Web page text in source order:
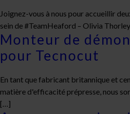
Joignez-vous à nous pour accueillir
sein de #TeamHeaford – Olivia
Monteur de
pour Tecnocut
En tant que fabricant britannique et
matière d'efficacité prépresse, nous
[…]